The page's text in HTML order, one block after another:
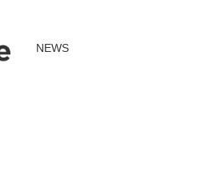
NEWS